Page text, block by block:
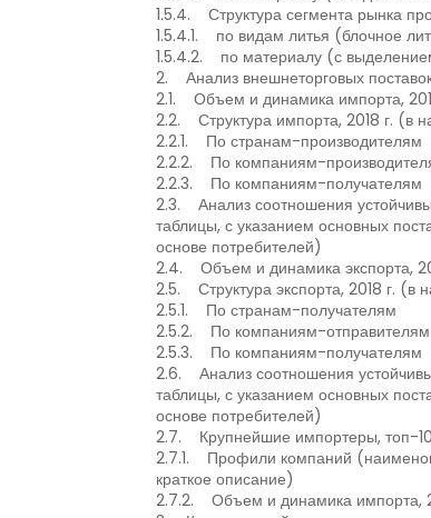
1.5.4. Структура сегмента рынка
1.5.4.1. по видам литья (блочное
1.5.4.2. по материалу (с
2. Анализ внешнеторговых поставок
2.1. Объем и динамика импорта,
2.2. Структура импорта, 2018 г. (в
2.2.1. По странам-производителям
2.2.2. По компаниям-
2.2.3. По компаниям-получателям
2.3. Анализ соотношения
таблицы, с указанием основных
основе потребителей)
2.4. Объем и динамика экспорта,
2.5. Структура экспорта, 2018 г. (в
2.5.1. По странам-получателям
2.5.2. По компаниям-отправителям
2.5.3. По компаниям-получателям
2.6. Анализ соотношения
таблицы, с указанием основных
основе потребителей)
2.7. Крупнейшие импортеры, топ-10
2.7.1. Профили компаний
краткое описание)
2.7.2. Объем и динамика импорта,